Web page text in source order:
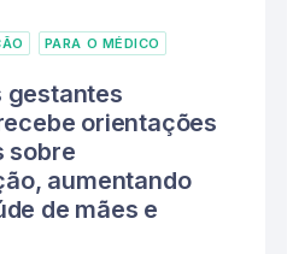
PARA O MÉDICO
gestantes
orientações
sobre
aumentando
de mães e